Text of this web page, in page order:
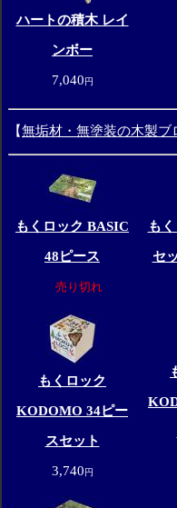
ハートの積木 レイ
ンボー
7,040円
【無垢材・無塗装の木製ブ
もくロック BASIC
48ピース
売り切れ
も
セ
もくロック
KODOMO 34ピー
スセット
3,740円